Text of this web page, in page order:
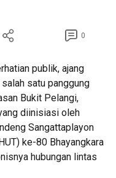
0
publik, ajang
satu panggung
Bukit Pelangi,
diinisiasi oleh
Sangattaplayon
ke-80 Bhayangkara
hubungan lintas